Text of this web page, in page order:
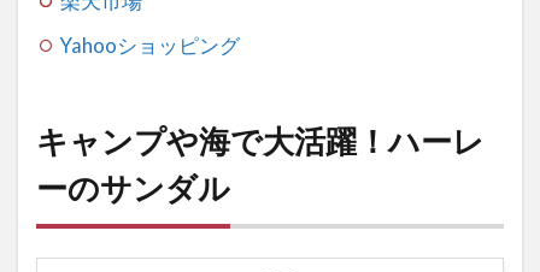
Yahooショッピング
キャンプや海で大活躍！ハーレ
ーのサンダル